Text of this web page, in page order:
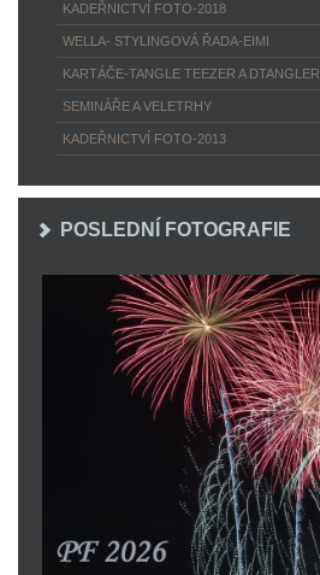
KADEŘNICTVÍ FOTO-2018
WELLA- STYLINGOVÁ ŘADA-EIMI
KARTÁČE-TANGLE TEEZER A DTANGLER
SEMINÁŘE A VELETRHY
KADEŘNICTVÍ FOTO-2013
POSLEDNÍ FOTOGRAFIE